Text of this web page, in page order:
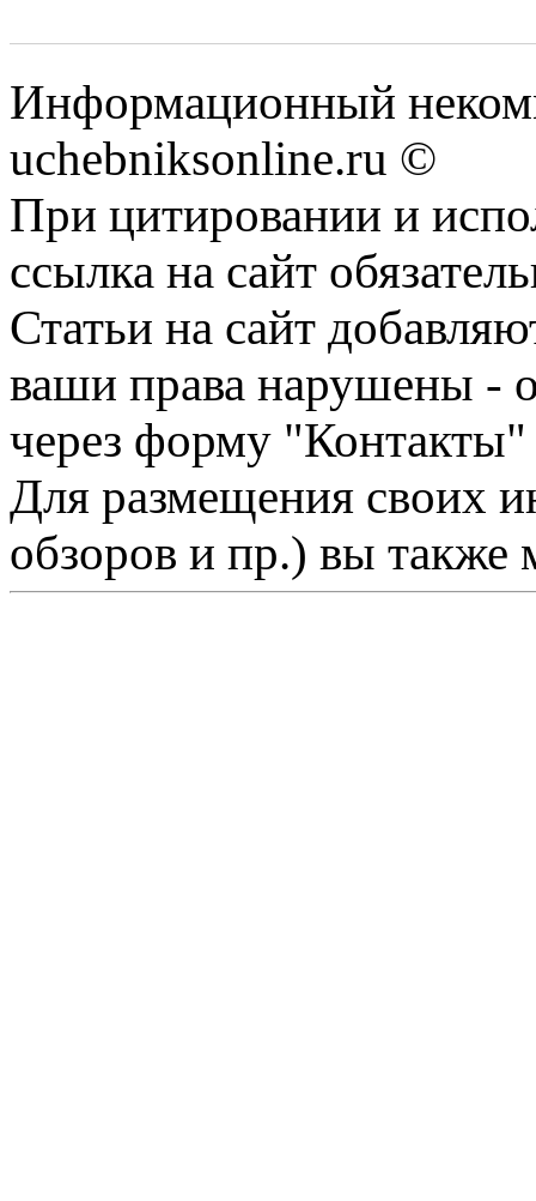
Информационный
uchebniksonline.ru ©
При цитировании и
ссылка на сайт
Статьи на сайт
ваши права нарушены -
через форму "Контакты"
Для размещения своих
обзоров и пр.) вы также